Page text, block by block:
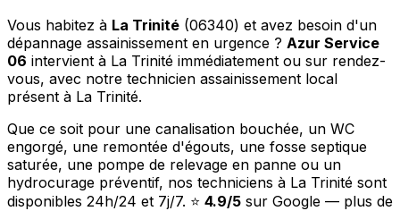
Vous habitez à La Trinité (06340) et avez besoin d'un
dépannage assainissement en urgence ? Azur Service
06 intervient à La Trinité immédiatement ou sur rendez-
vous, avec notre technicien assainissement local
présent à La Trinité.
Que ce soit pour une canalisation bouchée, un WC
engorgé, une remontée d'égouts, une fosse septique
saturée, une pompe de relevage en panne ou un
hydrocurage préventif, nos techniciens à La Trinité sont
disponibles 24h/24 et 7j/7. ⭐ 4.9/5 sur Google — plus de